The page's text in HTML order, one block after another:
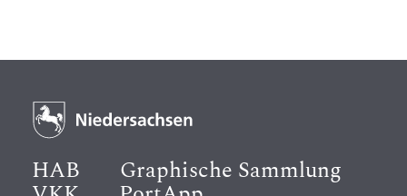
HAB Graphische Sammlung